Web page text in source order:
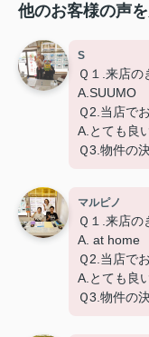
他のお客様の声
S
Ｑ１.来店の
A.SUUMO
Ｑ2.当店で
A.とても良
Ｑ3.物件の
マルピノ
Ｑ１.来店の
A. at home
Ｑ2.当店で
A.とても良
Ｑ3.物件の